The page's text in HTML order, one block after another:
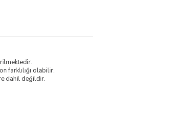
farklılığı olabilir.
dahil değildir.